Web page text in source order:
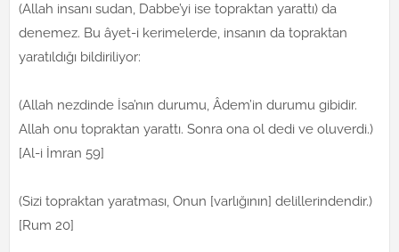
(Allah insanı sudan, Dabbe’yi ise topraktan yarattı) da
denemez. Bu âyet-i kerimelerde, insanın da topraktan
yaratıldığı bildiriliyor:
(Allah nezdinde İsa’nın durumu, Âdem’in durumu gibidir.
Allah onu topraktan yarattı. Sonra ona ol dedi ve oluverdi.)
[Al-i İmran 59]
(Sizi topraktan yaratması, Onun [varlığının] delillerindendir.)
[Rum 20]